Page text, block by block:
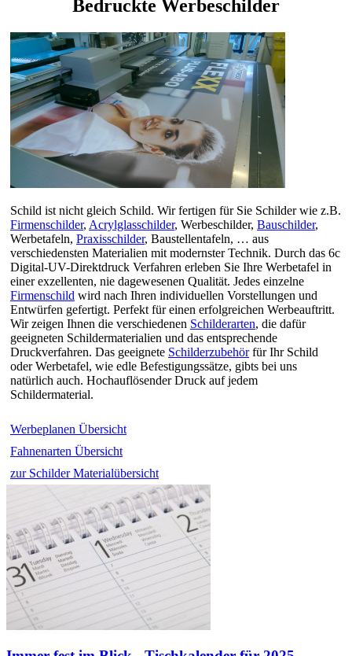
Bedruckte Werbeschilder
Schild ist nicht gleich Schild. Wir fertigen für Sie Schilder wie z.B.
Firmenschilder, Acrylglasschilder, Werbeschilder, Bauschilder,
Werbetafeln, Praxisschilder, Baustellentafeln, … aus
verschiedensten Materialien mit modernster Technik. Durch das 6c
Digital-UV-Direktdruck Verfahren erleben Sie Ihre Werbetafel in
einer exzellenten, nie dagewesenen Qualität. Jedes einzelne
Firmenschild wird nach Ihren individuellen Vorstellungen und
Entwürfen gefertigt. Perfekt für einen erfolgreichen Werbeauftritt.
Wir zeigen Ihnen die verschiedenen Schilderarten, die dafür
geeigneten Schildermaterialien und das entsprechende
Druckverfahren. Das geeignete Schilderzubehörfür Ihr Schild
oder Werbetafel, wie edle Befestigungssätze, gibts bei uns
natürlich auch. Hochauflösender Druck auf jedem
Schildermaterial.
Werbeplanen Übersicht
Fahnenarten Übersicht
zur Schilder Materialübersicht